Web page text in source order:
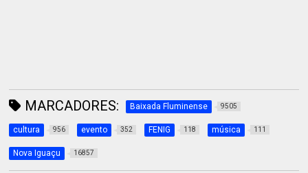
MARCADORES: Baixada Fluminense 9505
cultura 956 evento 352 FENIG 118 música 111
Nova Iguaçu 16857